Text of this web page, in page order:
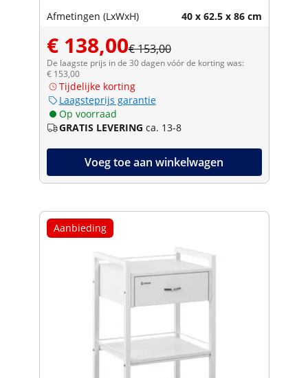
Afmetingen (LxWxH) 40 x 62.5 x 86 cm
€ 138,00€ 153,00
De laagste prijs in de 30 dagen vóór de korting was:
€ 153,00
Tijdelijke korting
Laagsteprijs garantie
Op voorraad
GRATIS LEVERING ca. 13-8
Voeg toe aan winkelwagen
Aanbieding